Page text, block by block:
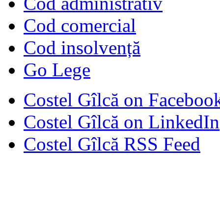
Cod comercial
Cod insolvență
Go Lege
Costel Gîlcă on
Costel Gîlcă on LinkedIn
Costel Gîlcă RSS Feed